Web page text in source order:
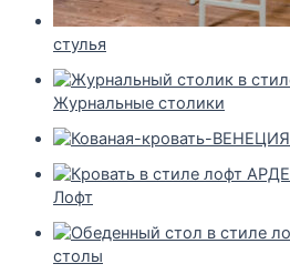
стулья
Журнальные столики
Лофт
столы